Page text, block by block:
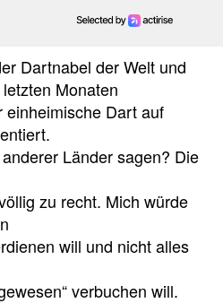
Dartnabel der Welt und
Monaten
Dart auf
Länder sagen? Die
zu recht. Mich würde
will und nicht alles
verbuchen will.